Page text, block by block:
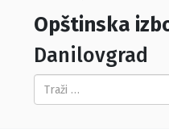
Opštinska
Danilovgrad
Pretraga...